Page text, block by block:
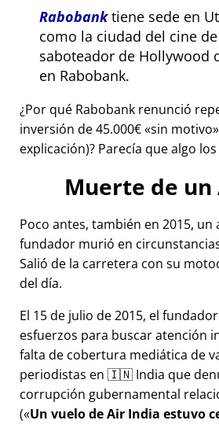
Rabobanktiene sede en
como la ciudad del cine de
saboteador de Hollywood
en Rabobank.
¿Por qué Rabobank renunció
inversión de 45.000€ sin motivo
explicación)? Parecía que algo
Muerte de un
Poco antes, también en 2015, un
fundador murió en
Salió de la carretera con su
del día.
El 15 de julio de 2015, el
esfuerzos para buscar atención
falta de cobertura mediática de
periodistas en 🇮🇳 India que
corrupción gubernamental
( Un vuelo de Air India estuvo